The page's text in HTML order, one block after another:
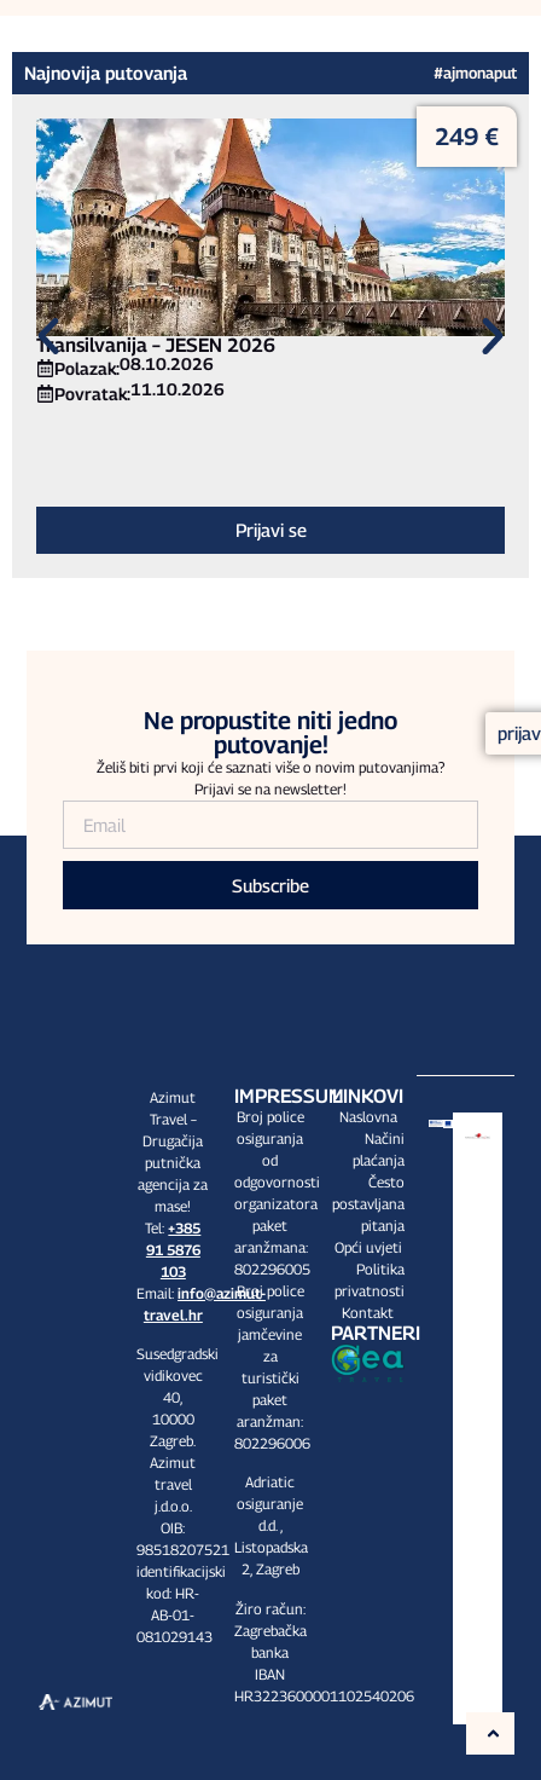
Najnovija putovanja #ajmonaput
249 €
Transilvanija – JESEN 2026
Polazak:08.10.2026
Povratak:11.10.2026
Prijavi se
Ne propustite niti jedno
putovanje!
Želiš biti prvi koji će saznati više o novim putovanjima?
Prijavi se na newsletter!
Subscribe
Azimut
Travel –
Drugačija
putnička
agencija za
mase!
Tel:+385
91 5876
103
Email:info@azimut-
travel.hr
Susedgradski
vidikovec
40,
10000
Zagreb.
Azimut
travel
j.d.o.o.
OIB:
98518207521
identifikacijski
kod: HR-
AB-01-
081029143
IMPRESSUM
Broj police
osiguranja
od
odgovornosti
organizatora
paket
aranžmana:
802296005
Broj police
osiguranja
jamčevine
za
turistički
paket
aranžman:
802296006
Adriatic
osiguranje
d.d. ,
Listopadska
2, Zagreb
Žiro račun:
Zagrebačka
banka
IBAN
HR3223600001102540206
LINKOVI
Naslovna
Načini
plaćanja
Često
postavljana
pitanja
Opći uvjeti
Politika
privatnosti
Kontakt
PARTNERI